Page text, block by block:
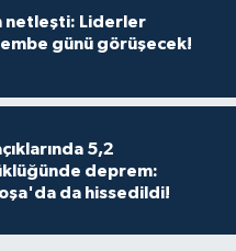
netleşti: Liderler
günü görüşecek!
5,2
deprem:
da hissedildi!